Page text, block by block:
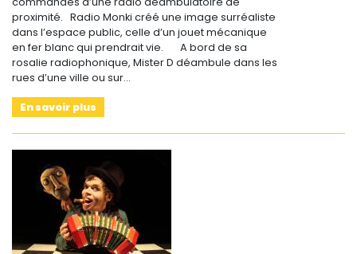
proximité. Radio Monki créé une image surréaliste
dans l’espace public, celle d’un jouet mécanique
en fer blanc qui prendrait vie. A bord de sa
rosalie radiophonique, Mister D déambule dans les
rues d’une ville ou sur…
En savoir plus